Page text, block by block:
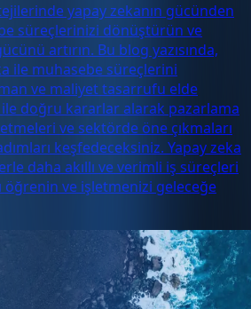
yapay zekanın gücünden
süreçlerinizi dönüştürün ve
artırın. Bu blog yazısında,
ile muhasebe süreçlerini
ve maliyet tasarrufu elde
doğru kararlar alarak pazarlama
ve sektörde öne çıkmaları
keşfedeceksiniz. Yapay zeka
daha akıllı ve verimli iş süreçleri
öğrenin ve işletmenizi geleceğe